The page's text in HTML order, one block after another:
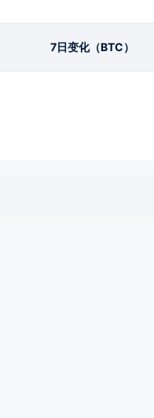
7日变化（BTC）